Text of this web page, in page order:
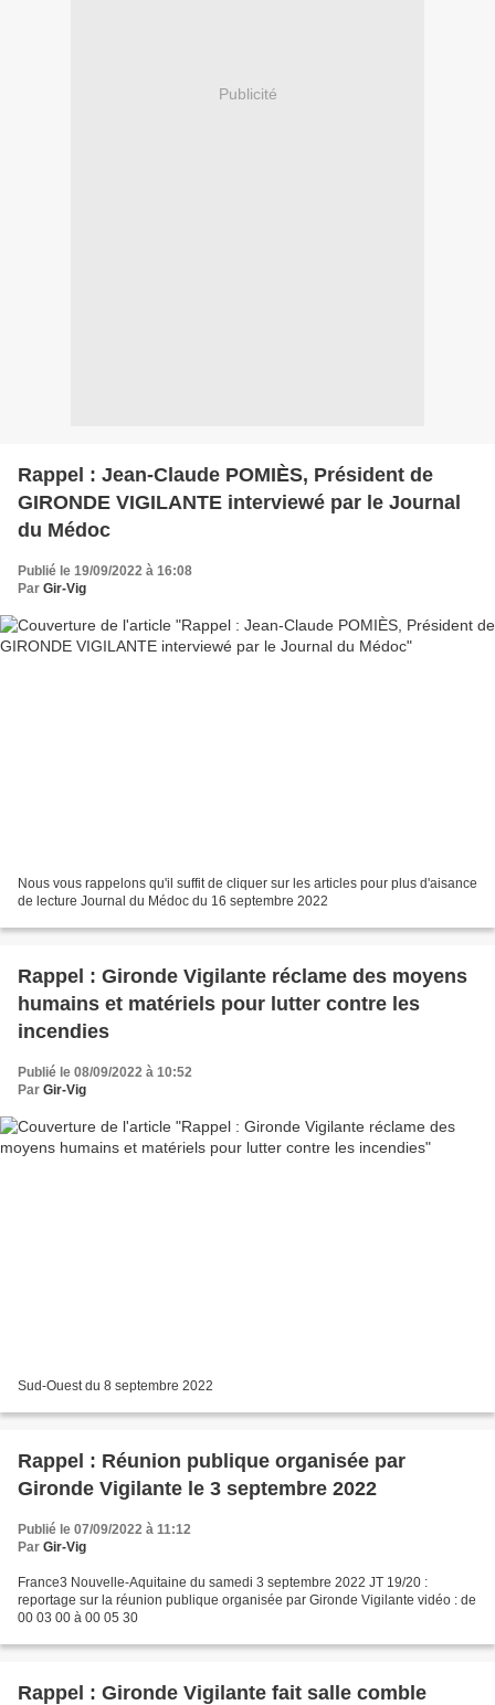
Publicité
Rappel : Jean-Claude POMIÈS, Président de
GIRONDE VIGILANTE interviewé par le Journal
du Médoc
Publié le 19/09/2022 à 16:08
Par Gir-Vig
Nous vous rappelons qu'il suffit de cliquer sur les articles pour plus d'aisance
de lecture Journal du Médoc du 16 septembre 2022
Rappel : Gironde Vigilante réclame des moyens
humains et matériels pour lutter contre les
incendies
Publié le 08/09/2022 à 10:52
Par Gir-Vig
Sud-Ouest du 8 septembre 2022
Rappel : Réunion publique organisée par
Gironde Vigilante le 3 septembre 2022
Publié le 07/09/2022 à 11:12
Par Gir-Vig
France3 Nouvelle-Aquitaine du samedi 3 septembre 2022 JT 19/20 :
reportage sur la réunion publique organisée par Gironde Vigilante vidéo : de
00 03 00 à 00 05 30
Rappel : Gironde Vigilante fait salle comble